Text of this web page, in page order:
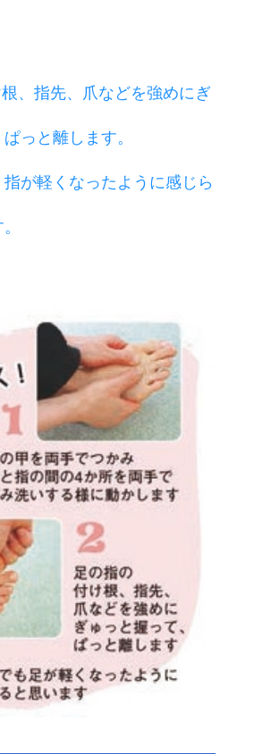
、指先、爪などを強めにぎ
っと離します。
が軽くなったように感じら